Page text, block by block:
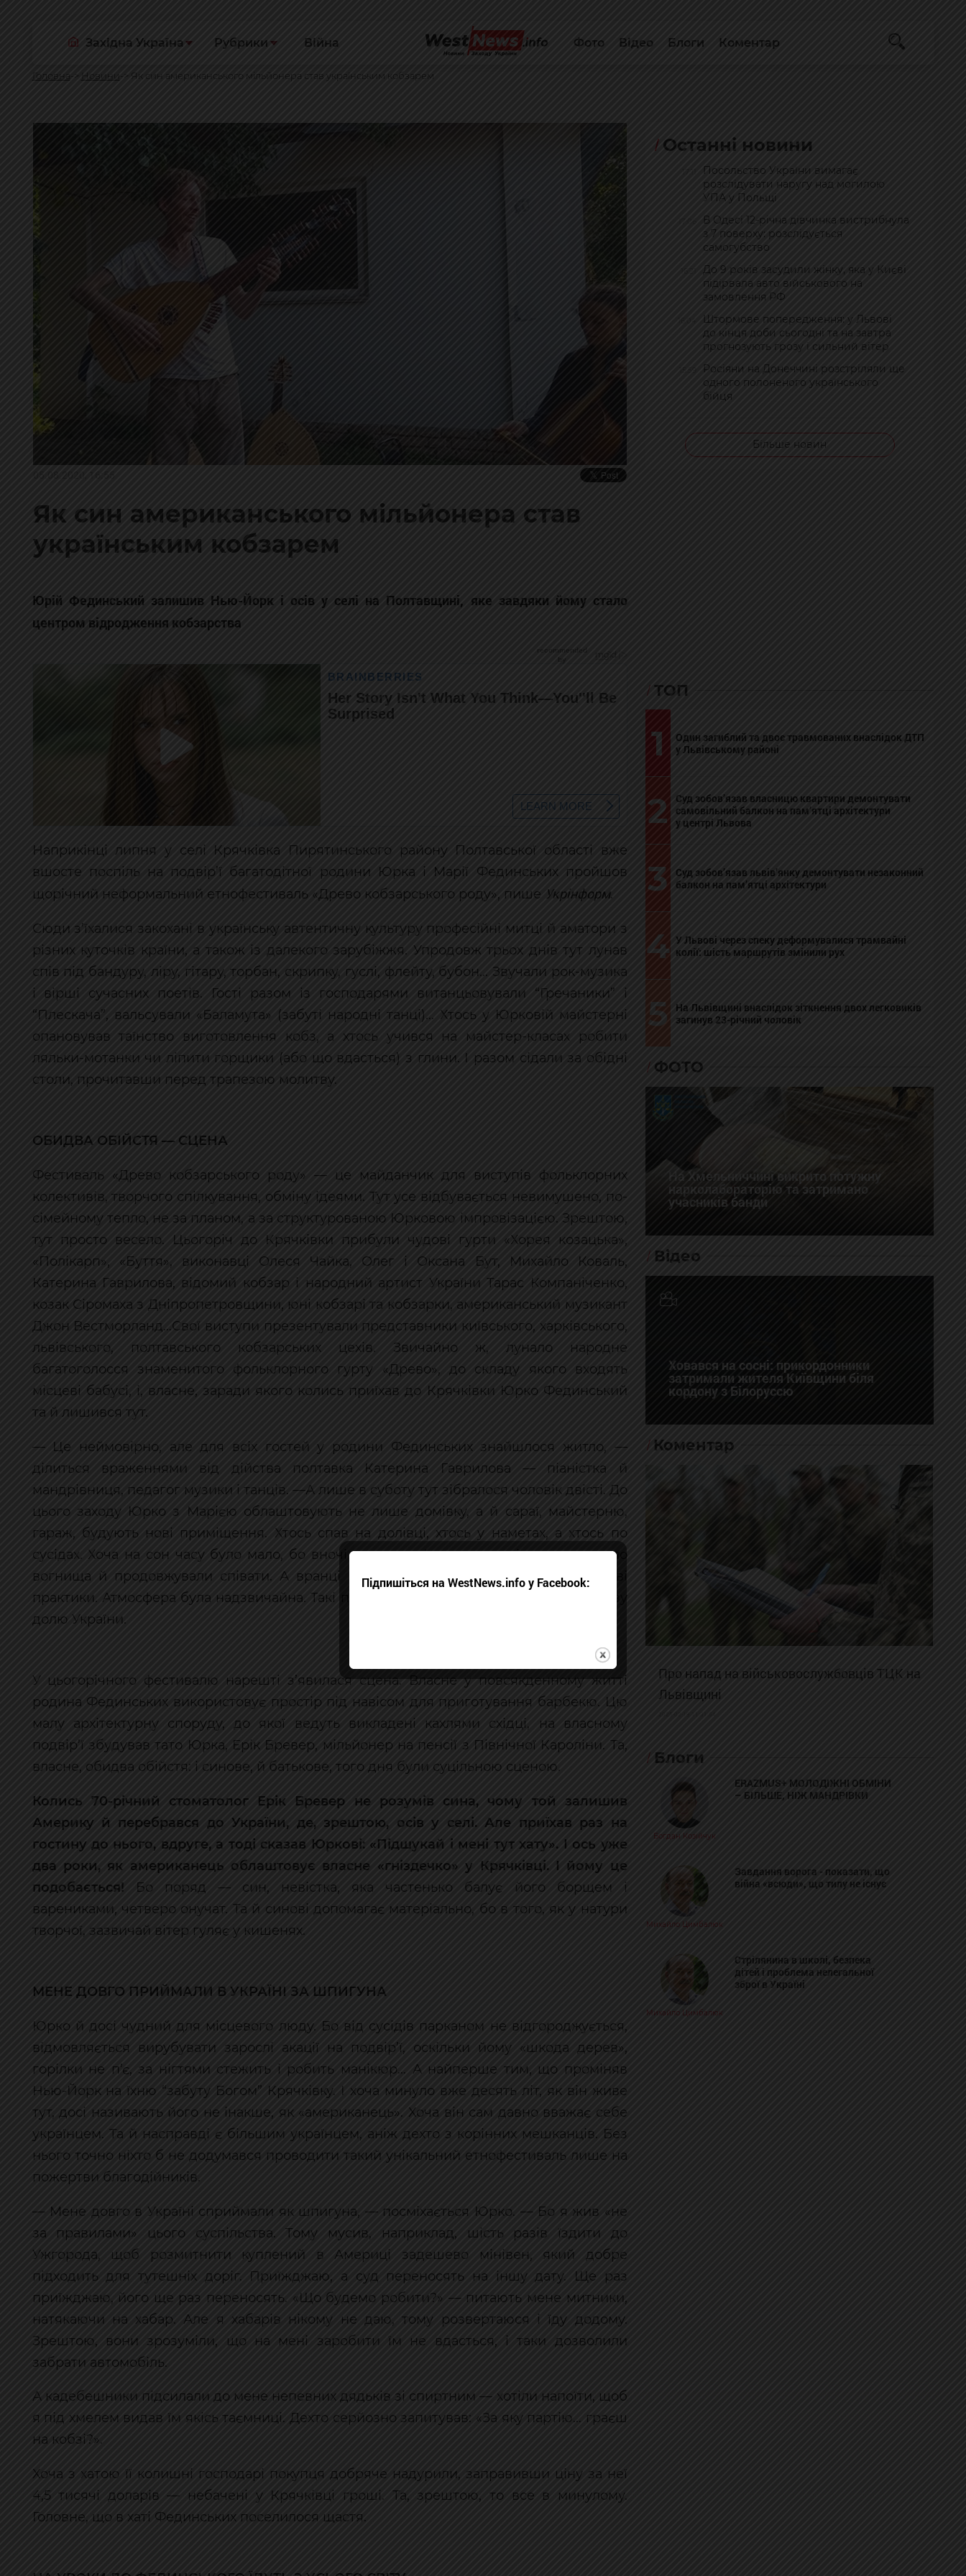
Західна Україна Рубрики Війна Фото Відео Блоги Коментар
Головна Новини Як син американського мільйонера став українським кобзарем
Як син американського мільйонера став
українським кобзарем
Юрій Фединський залишив Нью-Йорк і осів у селі на Полтавщині, яке завдяки йому стало
центром відродження кобзарства
Наприкінці липня у селі Крячківка Пирятинського району Полтавської області вже
вшосте поспіль на подвір’ї багатодітної родини Юрка і Марії Фединських пройшов
щорічний неформальний етнофестиваль «Древо кобзарського роду», пише Укрінформ.
Сюди з’їхалися закохані в українську автентичну культуру професійні митці й аматори з
різних куточків країни, а також із далекого зарубіжжя. Упродовж трьох днів тут лунав
спів під бандуру, ліру, гітару, торбан, скрипку, гуслі, флейту, бубон... Звучали рок-музика
і вірші сучасних поетів. Гості разом із господарями витанцьовували “Гречаники” і
“Плескача”, вальсували «Баламута» (забуті народні танці)... Хтось у Юрковій майстерні
опановував таїнство виготовлення кобз, а хтось учився на майстер-класах робити
ляльки-мотанки чи ліпити горщики (або що вдасться) з глини. І разом сідали за обідні
столи, прочитавши перед трапезою молитву.
ОБИДВА ОБІЙСТЯ — СЦЕНА
Фестиваль «Древо кобзарського роду» — це майданчик для виступів фольклорних
колективів, творчого спілкування, обміну ідеями. Тут усе відбувається невимушено, по-
сімейному тепло, не за планом, а за структурованою Юрковою імпровізацією. Зрештою,
тут просто весело. Цьогоріч до Крячківки прибули чудові гурти «Хорея козацька»,
«Полікарп», «Буття», виконавці Олеся Чайка, Олег і Оксана Бут, Михайло Коваль,
Катерина Гаврилова, відомий кобзар і народний артист України Тарас Компаніченко,
козак Сіромаха з Дніпропетровщини, юні кобзарі та кобзарки, американський музикант
Джон Вестморланд…Свої виступи презентували представники київського, харківського,
львівського, полтавського кобзарських цехів. Звичайно ж, лунало народне
багатоголосся знаменитого фольклорного гурту «Древо», до складу якого входять
місцеві бабусі, і, власне, заради якого колись приїхав до Крячківки Юрко Фединський
та й лишився тут.
— Це неймовірно, але для всіх гостей у родини Фединських знайшлося житло, —
ділиться враженнями від дійства полтавка Катерина Гаврилова — піаністка й
мандрівниця, педагог музики і танців. —А лише в суботу тут зібралося чоловік двісті. До
цього заходу Юрко з Марією облаштовують не лише домівку, а й сараї, майстерню,
гараж, будують нові приміщення. Хтось спав на долівці, хтось у наметах, а хтось по
сусідах. Хоча на сон часу було мало, бо вночі учасники фестивалю всідалися навколо
вогнища й продовжували співати. А вранці я збирала охочих на тілесні й голосові
практики. Атмосфера була надзвичайна. Такі події відроджують віру в успіх та щасливу
долю України.
У цьогорічного фестивалю нарешті з’явилася сцена. Власне у повсякденному житті
родина Фединських використовує простір під навісом для приготування барбекю. Цю
малу архітектурну споруду, до якої ведуть викладені кахлями східці, на власному
подвір’ї збудував тато Юрка, Ерік Бревер, мільйонер на пенсії з Північної Кароліни. Та,
власне, обидва обійстя: і синове, й батькове, того дня були суцільною сценою.
Колись 70-річний стоматолог Ерік Бревер не розумів сина, чому той залишив
Америку й перебрався до України, де, зрештою, осів у селі. Але приїхав раз на
гостину до нього, вдруге, а тоді сказав Юркові: «Підшукай і мені тут хату». І ось уже
два роки, як американець облаштовує власне «гніздечко» у Крячківці. І йому це
подобається!
Бо поряд — син, невістка, яка частенько балує його борщем і
варениками, четверо онучат. Та й синові допомагає матеріально, бо в того, як у натури
творчої, зазвичай вітер гуляє у кишенях.
МЕНЕ ДОВГО ПРИЙМАЛИ В УКРАЇНІ ЗА ШПИГУНА
Юрко й досі чудний для місцевого люду. Бо від сусідів парканом не відгороджується,
відмовляється вирубувати зарослі акації на подвір’ї, оскільки йому «шкода дерев»,
горілки не п’є, за нігтями стежить і робить манікюр… А найперше тим, що проміняв
Нью-Йорк на їхню “забуту Богом” Крячківку. І хоча минуло вже десять літ, як він живе
тут, досі називають його не інакше, як «американець». Хоча він сам давно вважає себе
українцем. Та й насправді є більшим українцем, аніж дехто з корінних мешканців. Без
нього точно ніхто б не додумався проводити такий унікальний етнофестиваль лише на
пожертви благодійників.
— Мене довго в Україні сприймали як шпигуна, — посміхається Юрко. — Бо я жив «не
за правилами» цього суспільства. Тому мусив, наприклад, шість разів їздити до
Ужгорода, щоб розмитнити куплений в Америці задешево мінівен, який добре
підходить для тутешніх доріг. Приїжджаю, а суд переносять на іншу дату. Ще раз
приїжджаю, його ще раз переносять. «Що будемо робити?» — питають мене митники,
натякаючи на хабар. Але я хабарів нікому не даю, тому розвертаюся і їду додому.
Зрештою, вони зрозуміли, що на мені заробити їм не вдасться, і таки дозволили
забрати автомобіль.
А кадебешники підсилали до мене непевних дядьків зі спиртним — хотіли напоїти, щоб
я під хмелем видав їм якісь таємниці. Дехто серйозно запитував: «За яку партію… граєш
на кобзі?».
Хоча з хатою її колишні господарі покупця добряче надурили, заправивши ціну за неї
4,5 тисячі доларів — небачені у Крячківці гроші. Та, зрештою, то все в минулому.
Головне, що в хаті Фединських поселилося щастя.
Останні новини
Посольство України вимагає
розслідувати наругу над могилою
УПА у Польщі
В Одесі 12-річна дівчинка вистрибнула
з 7 поверху: розслідується
самогубство
До 9 років засудили жінку, яка у Києві
підірвала авто військового на
замовлення РФ
Штормове попередження: у Львові
до кінця доби сьогодні та на завтра
прогнозують грозу і сильний вітер
Росіяни на Донеччині розстріляли ще
одного полоненого українського
бійця
Більше новин
ТОП
1
Один загиблий та двоє травмованих внаслідок ДТП
у Львівському районі
2
Суд зобов’язав власницю квартири демонтувати
самовільний балкон на пам’ятці архітектури
у центрі Львова
3
Суд зобов’язав львів’янку демонтувати незаконний
балкон на пам’ятці архітектури
4 У Львові через спеку деформувалися трамвайні
колії: шість маршрутів змінили рух
5
На Львівщині внаслідок зіткнення двох легковиків
загинув 23-річний чоловік
ФОТО
На Хмельниччині викрито потужну
нарколабораторію та затримано
учасників банди
Відео
Ховався на сосні: прикордонники
затримали жителя Київщини біля
кордону з Білоруссю
Коментар
Про напад на військовослужбовців ТЦК на
Львівщині
Блоги
Богдан Козійчук
ERAZMUS+ МОЛОДІЖНІ ОБМІНИ
– БІЛЬШЕ, НІЖ МАНДРІВКИ
Михайло Цимбалюк
Завдання ворога - показати, що
війна «всюди», що тилу не існує
Михайло Цимбалюк
Стрілянина в школі, безпека
дітей і проблема нелегальної
зброї в Україні
Підпишіться на WestNews.info у Facebook: